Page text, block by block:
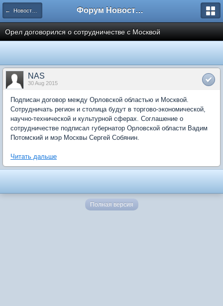
← Новости рынка недвижимости Форум Новостройки
Орел договорился о сотрудничестве с Москвой
NAS
30 Aug 2015
Подписан договор между Орловской областью и Москвой.
Сотрудничать регион и столица будут в торгово-экономической,
научно-технической и культурной сферах. Соглашение о
сотрудничестве подписал губернатор Орловской области Вадим
Потомский и мэр Москвы Сергей Собянин.
Читать дальше
Полная версия